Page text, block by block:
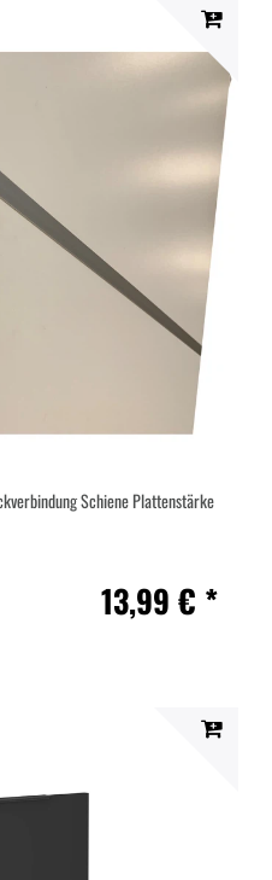
Schiene Plattenstärke
13,99 € *